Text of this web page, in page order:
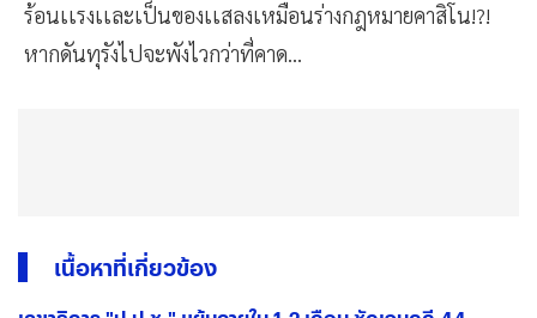
ร้อนเเรงเเละเป็นของเเสลงเหมือนร่างกฎหมายคาสิโน!?!
หากดันทุรังไปจะพังไวกว่าที่คาด...
เนื้อหาที่เกี่ยวข้อง